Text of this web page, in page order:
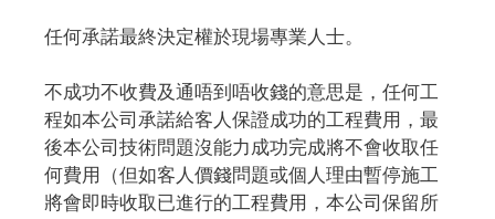
任何承諾最終決定權於現場專業人士。
不成功不收費及通唔到唔收錢的意思是，任何工
程如本公司承諾給客人保證成功的工程費用，最
後本公司技術問題沒能力成功完成將不會收取任
何費用（但如客人價錢問題或個人理由暫停施工
將會即時收取已進行的工程費用，本公司保留所